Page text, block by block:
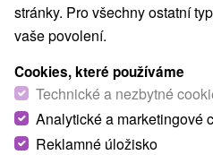
stránky. Pro všechny ostatní
vaše povolení.
Cookies, které používáme
Technické a nezbytné
Analytické a marketingové
Reklamné úložisko